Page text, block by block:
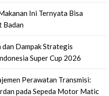
Ini Ternyata Bisa
Badan
Dampak Strategis
Super Cup 2026
Perawatan Transmisi:
pada Sepeda Motor Matic